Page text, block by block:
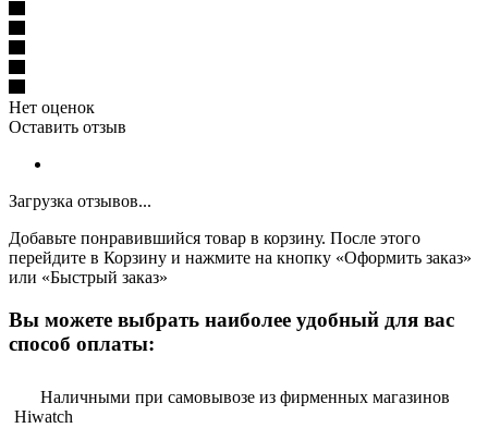
Нет оценок
Оставить отзыв
Загрузка отзывов...
Добавьте понравившийся товар в корзину. После этого
перейдите в Корзину и нажмите на кнопку «Оформить заказ»
или «Быстрый заказ»
Вы можете выбрать наиболее удобный для вас
способ оплаты:
Наличными при самовывозе из фирменных магазинов
Hiwatch